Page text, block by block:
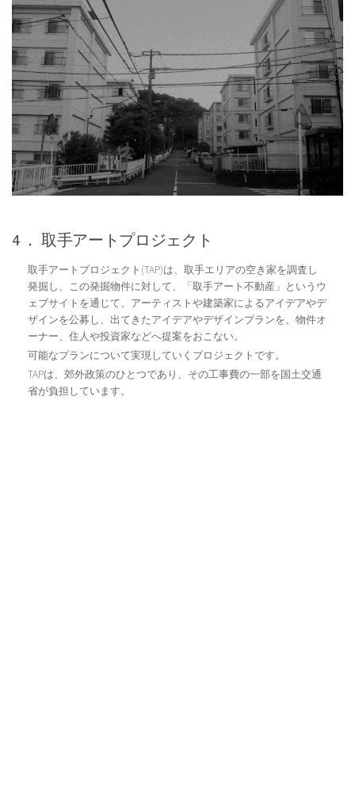
4 ． 取手アートプロジェクト
取手アートプロジェクト(TAP)は、取手エリアの空き家を調査し
発掘し、この発掘物件に対して、「取手アート不動産」というウ
ェブサイトを通じて、アーティストや建築家によるアイデアやデ
ザインを公募し、出てきたアイデアやデザインプランを、物件オ
ーナー、住人や投資家などへ提案をおこない。
可能なプランについて実現していくプロジェクトです。
TAPは、郊外政策のひとつであり、その工事費の一部を国土交通
省が負担しています。